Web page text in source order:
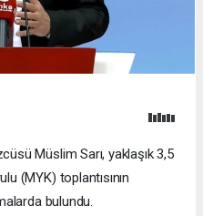
Müslim Sarı, yaklaşık 3,5
(MYK) toplantısının
bulundu.